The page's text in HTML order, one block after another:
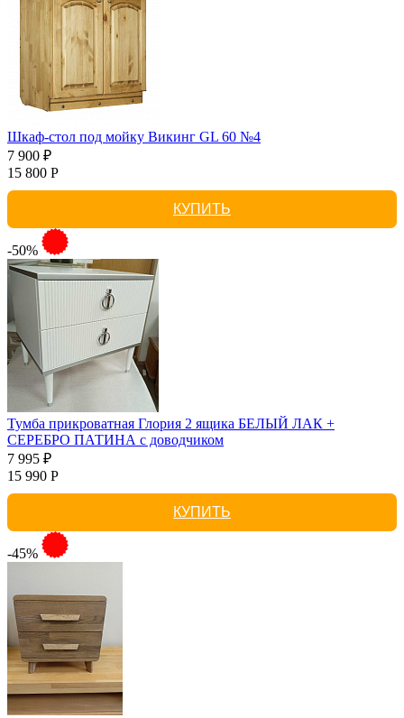
Шкаф-стол под мойку Викинг GL 60 №4
7 900 ₽
15 800 Р
КУПИТЬ
-50%
Тумба прикроватная Глория 2 ящика БЕЛЫЙ ЛАК +
СЕРЕБРО ПАТИНА с доводчиком
7 995 ₽
15 990 Р
КУПИТЬ
-45%